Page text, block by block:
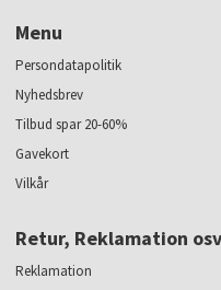
Menu
Persondatapolitik
Nyhedsbrev
Tilbud spar 20-60%
Gavekort
Vilkår
Retur, Reklamation
Reklamation